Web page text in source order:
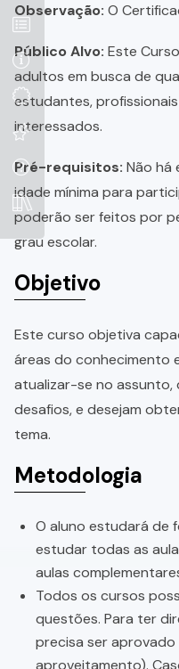
Observação: O
Público Alvo: Este
adultos em busca de
estudantes,
interessados.
Pré-requisitos: Não há
idade mínima para
poderão ser feitos por
grau escolar.
Objetivo
Este curso objetiva
áreas do conhecimento
atualizar-se no assunto,
desafios, e desejam
tema.
Metodologia
O aluno estudará de
estudar todas as
aulas
Todos os cursos
questões. Para ter
precisa ser